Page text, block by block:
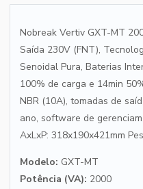
Nobreak Vertiv GXT-MT
Saída 230V (FNT),
Senoidal Pura, Baterias
100% de carga e 14min
NBR (10A), tomadas de
ano, software de
AxLxP: 318x190x421mm
Modelo: GXT-MT
Potência (VA): 2000